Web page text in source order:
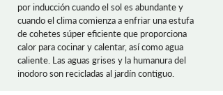
por inducción cuando el sol es abundante y
cuando el clima comienza a enfriar una estufa
de cohetes súper eficiente que proporciona
calor para cocinar y calentar, así como agua
caliente. Las aguas grises y la humanura del
inodoro son recicladas al jardín contiguo.